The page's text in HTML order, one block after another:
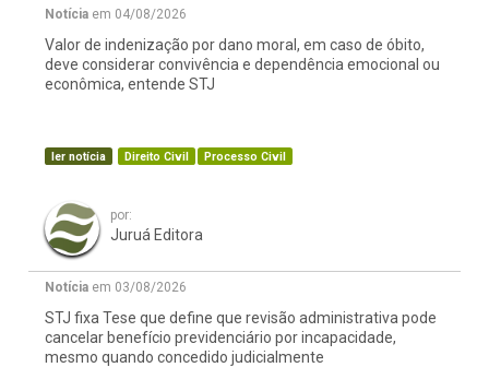
Notícia em 04/08/2026
Valor de indenização por dano moral, em caso de óbito,
deve considerar convivência e dependência emocional ou
econômica, entende STJ
ler notícia Direito Civil Processo Civil
por:
Juruá Editora
Notícia em 03/08/2026
STJ fixa Tese que define que revisão administrativa pode
cancelar benefício previdenciário por incapacidade,
mesmo quando concedido judicialmente